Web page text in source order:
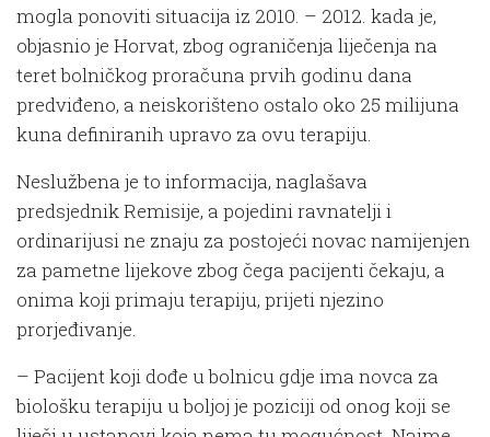
mogla ponoviti situacija iz 2010. – 2012. kada je,
objasnio je Horvat, zbog ograničenja liječenja na
teret bolničkog proračuna prvih godinu dana
predviđeno, a neiskorišteno ostalo oko 25 milijuna
kuna definiranih upravo za ovu terapiju.
Neslužbena je to informacija, naglašava
predsjednik Remisije, a pojedini ravnatelji i
ordinarijusi ne znaju za postojeći novac namijenjen
za pametne lijekove zbog čega pacijenti čekaju, a
onima koji primaju terapiju, prijeti njezino
prorjeđivanje.
– Pacijent koji dođe u bolnicu gdje ima novca za
biološku terapiju u boljoj je poziciji od onog koji se